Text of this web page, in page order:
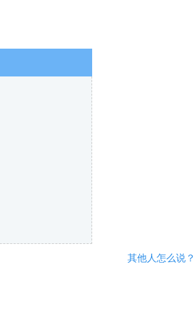
其他人怎么说？